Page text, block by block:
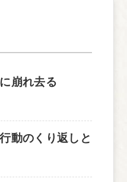
崩れ去る
動のくり返しと